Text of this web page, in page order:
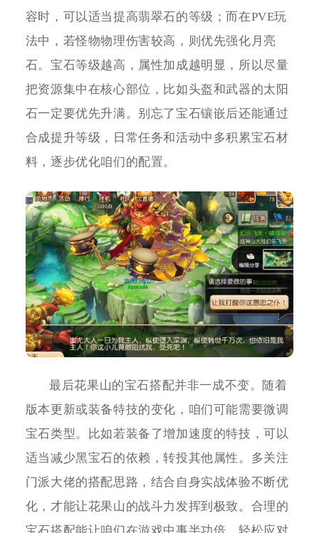
容时，可以适当提高翡翠石的等级；而在PVE玩
法中，若怪物物理伤害较高，则优先强化月亮
石。宝石等级越高，属性加成越明显，所以尽量
把资源集中在核心部位，比如头盔和武器的太阳
石一定要优先升满。别忘了宝石镶嵌后还能通过
合成提升等级，日常任务和活动中多积累宝石材
料，逐步优化咱们的配置。
最后花果山的宝石搭配并非一成不变。随着
版本更新或装备特技的变化，咱们可能需要微调
宝石类型。比如若装备了增加速度的特技，可以
适当减少黑宝石的依赖，转投其他属性。多关注
门派大佬的搭配思路，结合自身实战体验不断优
化，才能让花果山的战斗力发挥到极致。合理的